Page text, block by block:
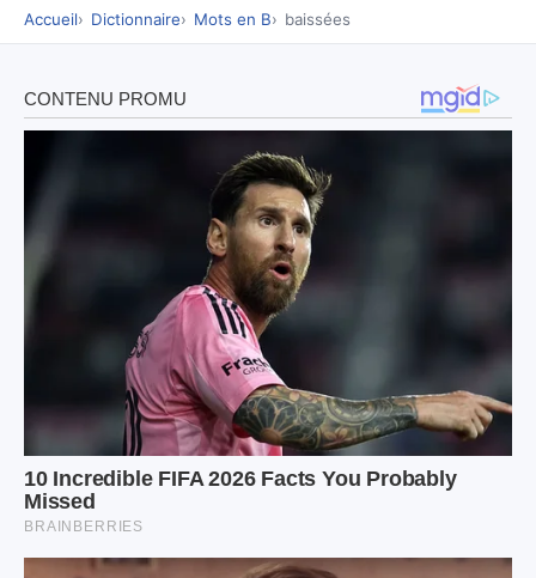
Accueil Dictionnaire Mots en B baissées